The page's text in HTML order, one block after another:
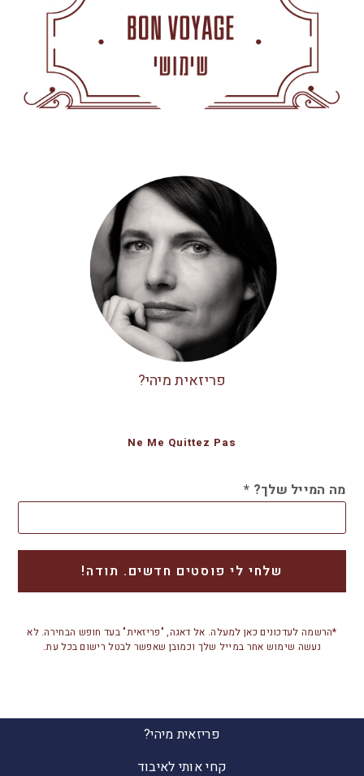
פריזאית מיהי?
Ne Me Quittez Pas
מה המייל שלך? *
*הרשמה לעדכונים כאן למעלה. אל דאגה, "פריזאית" בעד חופש הבחירה. לא
נעשה שימוש אחר במייל שלך וכמובן שאפשר לבטל רישום בכל עת.
פריזאית מיהי?
קחי אותי לאיבוד